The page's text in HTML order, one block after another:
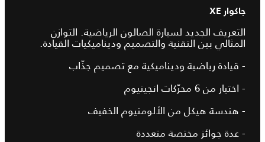
جاكوار XE
التعريف الجديد لسيارة الصالون الرياضية. التوازن
المثالي بين التقنية والتصميم وديناميكيات القيادة.
- قيادة رياضية وديناميكية مع تصميم جذّاب
- اختيار من 6 محرّكات انجينيوم
- هندسة هيكل من الألومنيوم الخفيف
- عدة جوائز مختصة متعددة